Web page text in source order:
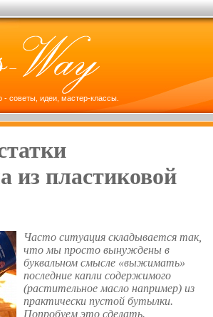
- советы, идеи, мастер-классы.
из пластиковой
Часто ситуация складывается так,
что мы просто вынуждены в
буквальном смысле «выжимать»
последние капли содержимого
(растительное масло например) из
практически пустой бутылки.
Попробуем это сделать.